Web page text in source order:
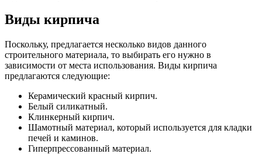
Виды кирпича
Поскольку, предлагается несколько видов данного
строительного материала, то выбирать его нужно в
зависимости от места использования. Виды кирпича
предлагаются следующие:
Керамический красный кирпич.
Белый силикатный.
Клинкерный кирпич.
Шамотный материал, который используется для кладки
печей и каминов.
Гиперпрессованный материал.